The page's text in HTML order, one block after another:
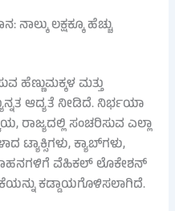
ನಾಲ್ಕು ಲಕ್ಷಕ್ಕೂ ಹೆಚ್ಚು
ಹೆಣ್ಣುಮಕ್ಕಳ ಮತ್ತು
ಆದ್ಯತೆ ನೀಡಿದೆ. ನಿರ್ಭಯಾ
ಸಂಚರಿಸುವ ಎಲ್ಲಾ
ಕ್ಯಾಬ್‌ಗಳು,
ವಾಹನಗಳಿಗೆ ವೆಹಿಕಲ್ ಲೊಕೇಶನ್
ಕಡ್ಡಾಯಗೊಳಿಸಲಾಗಿದೆ.